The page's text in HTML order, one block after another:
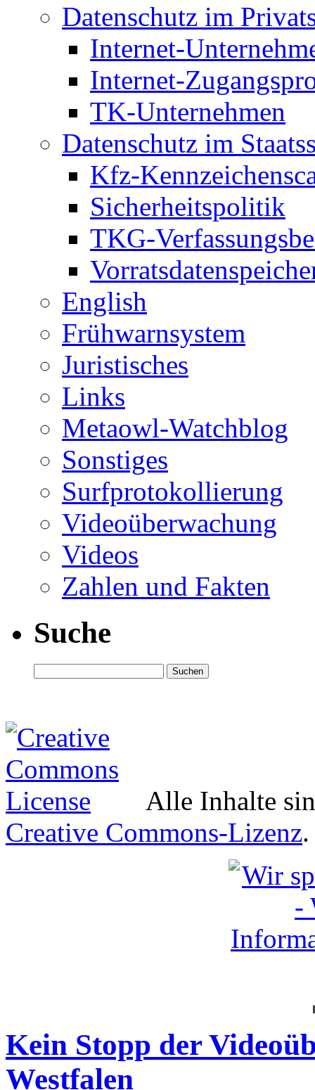
Datenschutz im
Internet-
Internet-
TK-Unternehmen
Datenschutz im
Kfz-
Sicherheitspolitik
TKG-
English
Frühwarnsystem
Juristisches
Links
Metaowl-Watchblog
Sonstiges
Surfprotokollierung
Videoüberwachung
Videos
Zahlen und Fakten
Suche
Alle Inhalte
Creative Commons-Lizenz.
Kein Stopp der
Westfalen